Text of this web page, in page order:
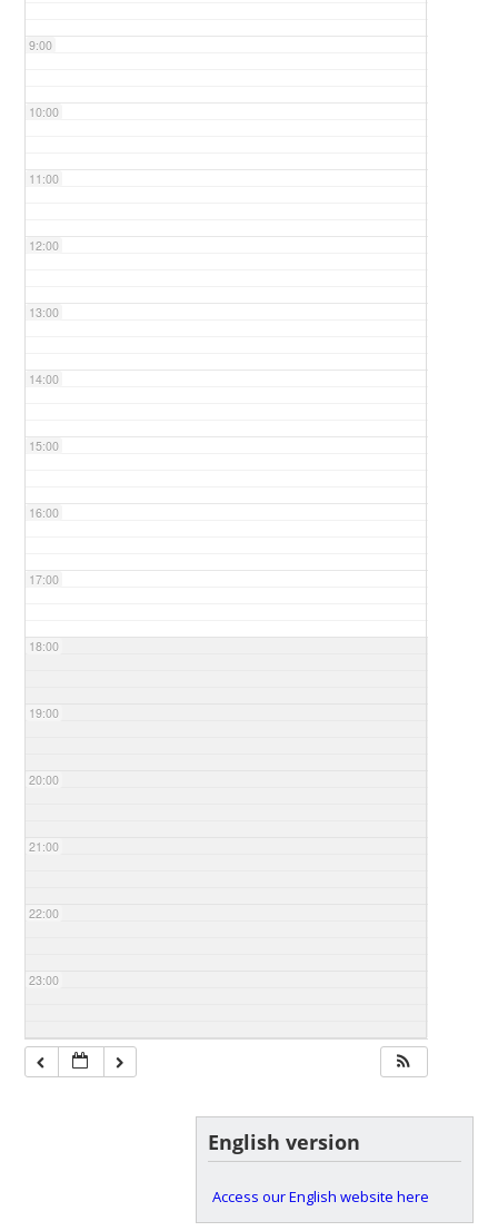
9:00
10:00
11:00
12:00
13:00
14:00
15:00
16:00
17:00
18:00
19:00
20:00
21:00
22:00
23:00
English version
Access our English website here